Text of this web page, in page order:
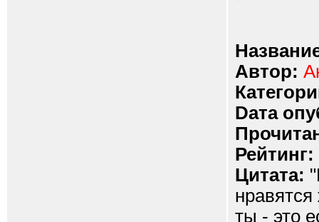
Автор:
Dата
Рейтинг:
Цитата:
ты - это